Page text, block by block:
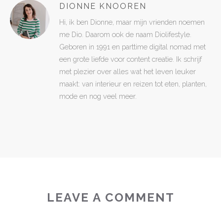
DIONNE KNOOREN
Hi, ik ben Dionne, maar mijn vrienden noemen
me Dio. Daarom ook de naam Diolifestyle.
Geboren in 1991 en parttime digital nomad met
een grote liefde voor content creatie. Ik schrijf
met plezier over alles wat het leven leuker
maakt: van interieur en reizen tot eten, planten,
mode en nog veel meer.
LEAVE A COMMENT